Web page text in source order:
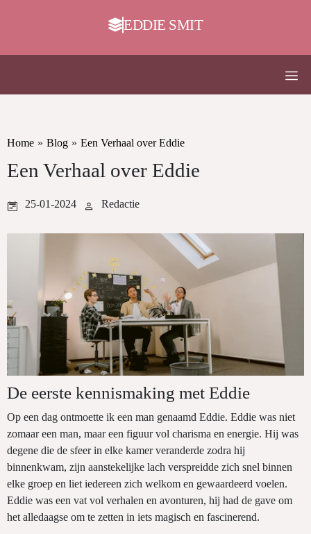
EDDIE SMIT
Home » Blog » Een Verhaal over Eddie
Een Verhaal over Eddie
25-01-2024 Redactie
De eerste kennismaking met Eddie
Op een dag ontmoette ik een man genaamd Eddie. Eddie was niet
zomaar een man, maar een figuur vol charisma en energie. Hij was
degene die de sfeer in elke kamer veranderde zodra hij
binnenkwam, zijn aanstekelijke lach verspreidde zich snel binnen
elke groep en liet iedereen zich welkom en gewaardeerd voelen.
Eddie was een vat vol verhalen en avonturen, hij had de gave om
het alledaagse om te zetten in iets magisch en fascinerend.